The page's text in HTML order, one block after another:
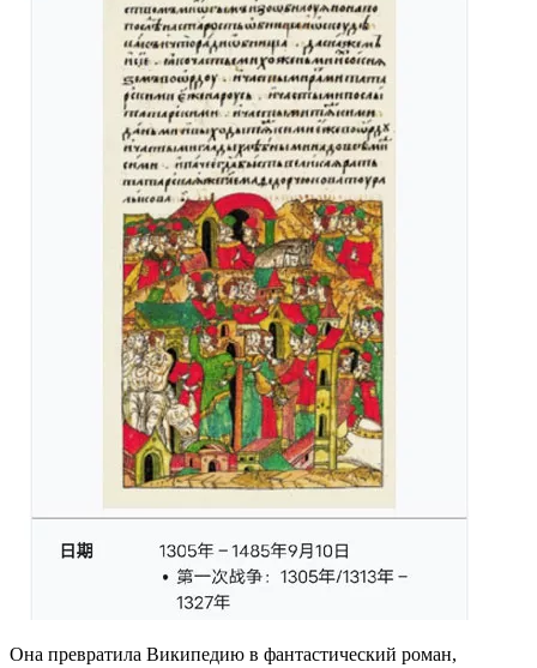
Она превратила Википедию в фантастический роман,